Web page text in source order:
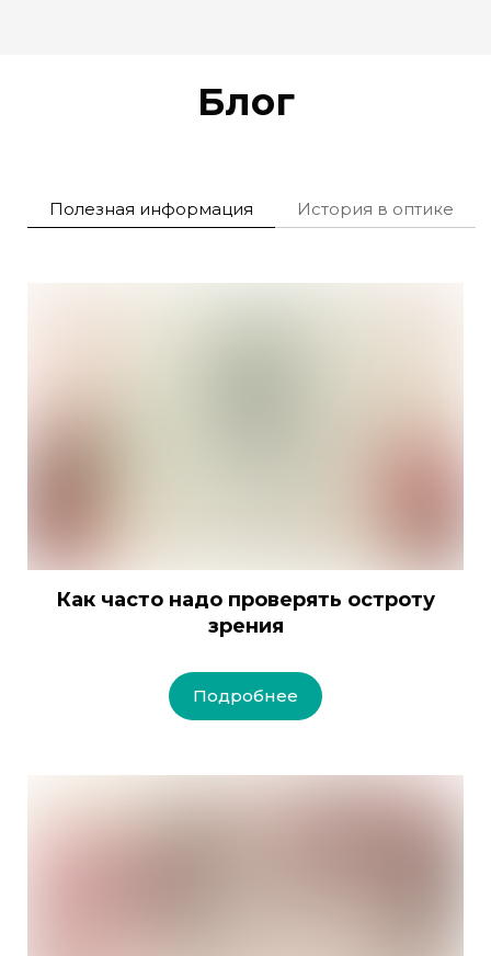
Блог
Полезная информация История в оптике
Как часто надо проверять остроту
зрения
Подробнее